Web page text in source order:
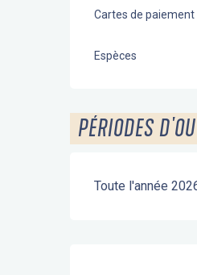
Cartes de paiement
Espèces
PÉRIODES
Toute l'année